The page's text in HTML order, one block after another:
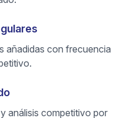
añadidas con frecuencia
análisis competitivo por